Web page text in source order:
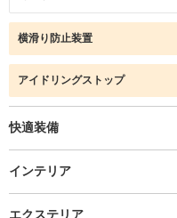
横滑り防止装置
アイドリングストップ
快適装備
インテリア
エクステリア